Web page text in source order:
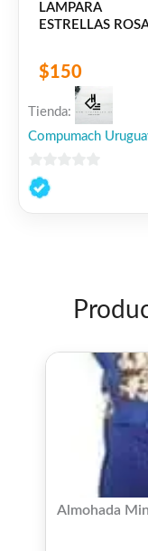
LAMPARA
ESTRELLAS
$150
Tienda:
Compumach
0
de
Almohada